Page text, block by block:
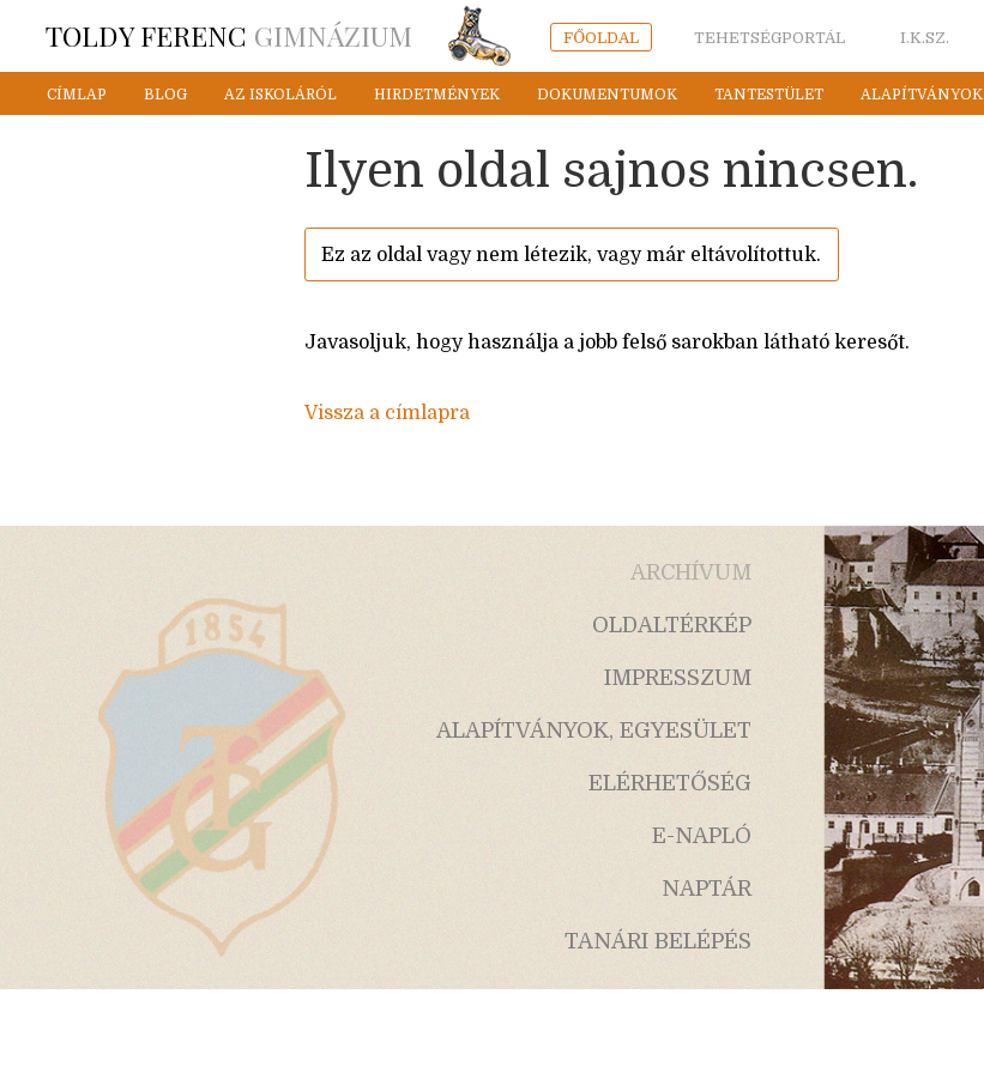
TOLDY FERENC GIMNÁZIUM FŐOLDAL TEHETSÉGPORTÁL I.K.SZ.
CÍMLAP BLOG AZ ISKOLÁRÓL HIRDETMÉNYEK DOKUMENTUMOK TANTESTÜLET ALAPÍTVÁNYOK
Ilyen oldal sajnos nincsen.
Ez az oldal vagy nem létezik, vagy már eltávolítottuk.
Javasoljuk, hogy használja a jobb felső sarokban látható keresőt.
Vissza a címlapra
ARCHÍVUM
OLDALTÉRKÉP
IMPRESSZUM
ALAPÍTVÁNYOK, EGYESÜLET
ELÉRHETŐSÉG
E-NAPLÓ
NAPTÁR
TANÁRI BELÉPÉS